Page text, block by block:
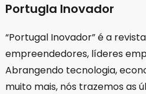
Portugla Inovador
“Portugal Inovador” é a
empreendedores, líderes
Abrangendo tecnologia,
muito mais, nós trazemos as